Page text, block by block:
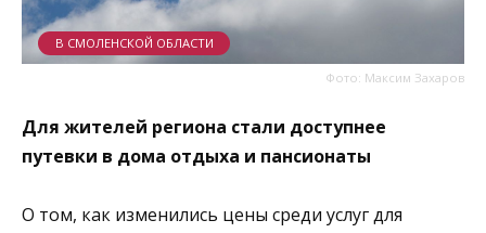
Фото: Максим Захаров
В СМОЛЕНСКОЙ ОБЛАСТИ
Для жителей региона стали доступнее
путевки в дома отдыха и пансионаты
О том, как изменились цены среди услуг для